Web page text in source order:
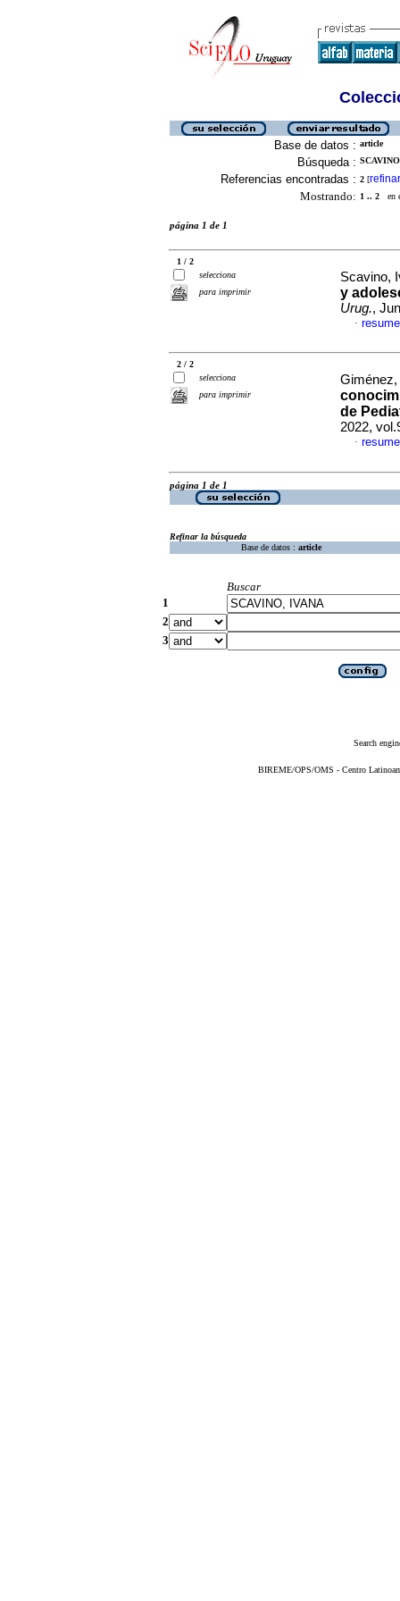
Base de datos : article
Búsqueda :
Referencias encontradas : 2 [refinar
Mostrando: 1 .. 2 en
página 1 de 1
1 / 2
selecciona
para imprimir
Scavino,
y
Urug.,
·
2 / 2
selecciona
para imprimir
de
2022,
·
página 1 de 1
Refinar la búsqueda
Base de datos : article
Buscar
1
2
3
Search
BIREME/OPS/OMS - Centro